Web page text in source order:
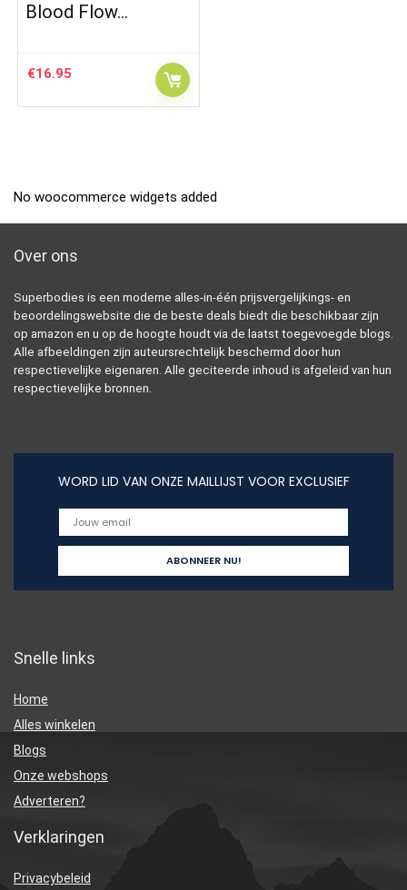
Blood Flow…
€16.95
No woocommerce widgets added
Over ons
Superbodies is een moderne alles-in-één prijsvergelijkings- en
beoordelingswebsite die de beste deals biedt die beschikbaar zijn
op amazon en u op de hoogte houdt via de laatst toegevoegde blogs.
Alle afbeeldingen zijn auteursrechtelijk beschermd door hun
respectievelijke eigenaren. Alle geciteerde inhoud is afgeleid van hun
respectievelijke bronnen.
WORD LID VAN ONZE MAILLIJST VOOR EXCLUSIEF
Snelle links
Home
Alles winkelen
Blogs
Onze webshops
Adverteren?
Verklaringen
Privacybeleid